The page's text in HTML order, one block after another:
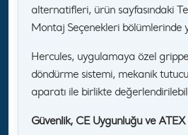
alternatifleri, ürün sayfasındaki
Montaj Seçenekleri bölümlerinde
Hercules, uygulamaya özel
döndürme sistemi, mekanik
aparatı ile birlikte
Güvenlik, CE Uygunluğu ve